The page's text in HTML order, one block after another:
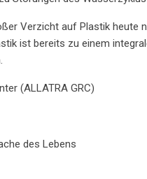
Verzicht auf Plastik heute
ist bereits zu einem
(ALLATRA GRC)
des Lebens